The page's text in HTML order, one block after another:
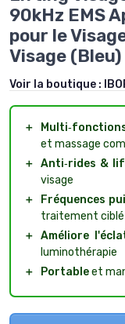
90kHz EMS
pour le
Visage (Bleu)
Voir la boutique :
＋
et massage
＋ Anti‑rides &
visage
＋
Fréquences
traitement ciblé
＋ Améliore
luminothérapie
＋
Portableet